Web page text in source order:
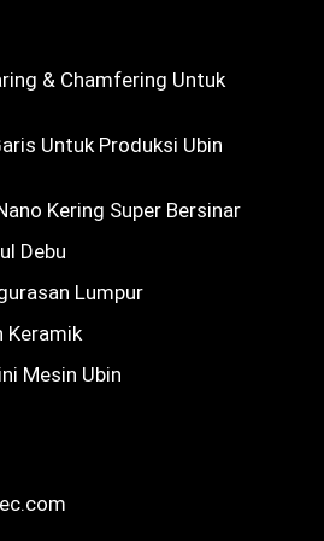
& Chamfering Untuk
Untuk Produksi Ubin
Kering Super Bersinar
Debu
Lumpur
Keramik
Mesin Ubin简体中文
Deutsch